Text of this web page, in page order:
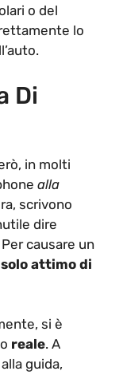
o del
lo
Di
in molti
alla
scrivono
dire
causare un
attimo di
si è
reale. A
guida,